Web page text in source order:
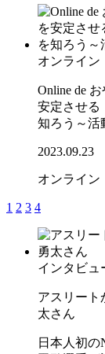
オンライン
Online de
安定させる
知ろう～活
2023.09.23
オンライン
1 2 3 4
インタビュ
アスリー
太さん
日本人初